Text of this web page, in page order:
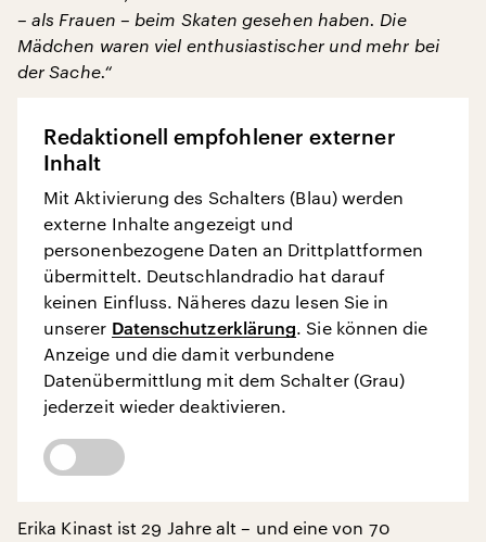
– als Frauen – beim Skaten gesehen haben. Die
Mädchen waren viel enthusiastischer und mehr bei
der Sache.“
Redaktionell empfohlener externer
Inhalt
Mit Aktivierung des Schalters (Blau) werden
externe Inhalte angezeigt und
personenbezogene Daten an Drittplattformen
übermittelt. Deutschlandradio hat darauf
keinen Einfluss. Näheres dazu lesen Sie in
unserer Datenschutzerklärung. Sie können die
Anzeige und die damit verbundene
Datenübermittlung mit dem Schalter (Grau)
jederzeit wieder deaktivieren.
Erika Kinast ist 29 Jahre alt – und eine von 70